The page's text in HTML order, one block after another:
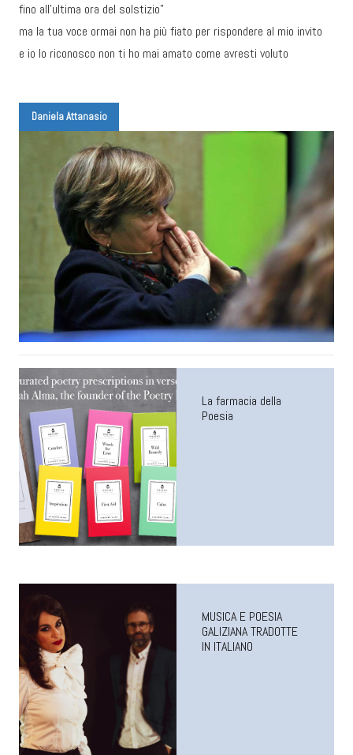
fino all’ultima ora del solstizio”
ma la tua voce ormai non ha più fiato per rispondere al mio invito
e io lo riconosco non ti ho mai amato come avresti voluto
Daniela Attanasio
La farmacia della
Poesia
MUSICA E POESIA
GALIZIANA TRADOTTE
IN ITALIANO